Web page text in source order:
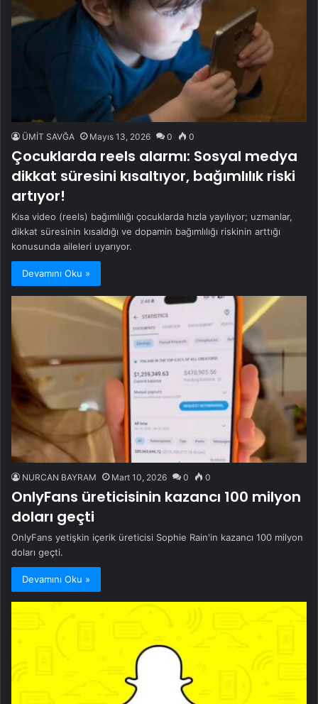
ÜMİT SAVĞA Mayıs 13, 2026 0 0
Çocuklarda reels alarmı: Sosyal medya
dikkat süresini kısaltıyor, bağımlılık riski
artıyor!
Kısa video (reels) bağımlılığı çocuklarda hızla yayılıyor; uzmanlar,
dikkat süresinin kısaldığı ve dopamin bağımlılığı riskinin arttığı
konusunda aileleri uyarıyor.
Devamını Oku »
NURCAN BAYRAM Mart 10, 2026 0 0
OnlyFans üreticisinin kazancı 100 milyon
doları geçti
OnlyFans yetişkin içerik üreticisi Sophie Rain'in kazancı 100 milyon
doları geçti.
Devamını Oku »